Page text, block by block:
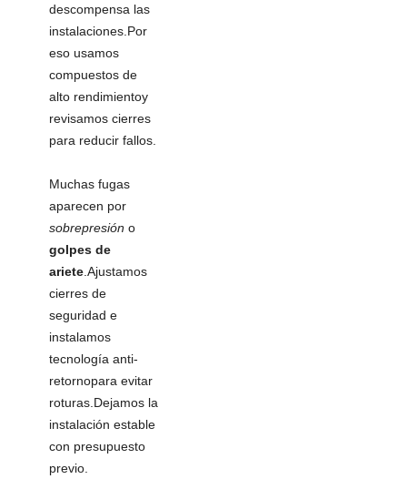
descompensa las
instalaciones.Por
eso usamos
compuestos de
alto rendimientoy
revisamos cierres
para reducir fallos.
Muchas fugas
aparecen por
sobrepresión o
golpes de
ariete .Ajustamos
cierres de
seguridad e
instalamos
tecnología anti-
retornopara evitar
roturas.Dejamos la
instalación estable
con presupuesto
previo.